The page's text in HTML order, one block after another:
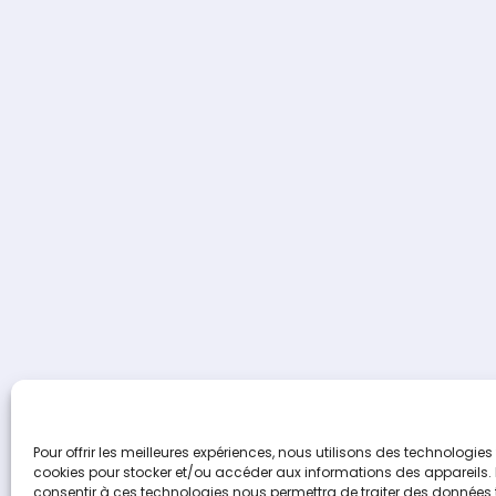
Pour offrir les meilleures expériences, nous utilisons des technologies
cookies pour stocker et/ou accéder aux informations des appareils.
consentir à ces technologies nous permettra de traiter des données